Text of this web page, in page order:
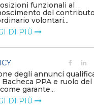
funzionali al
del contributo
volontari...
DI PIÙ
degli annunci
Bacheca PPA e ruolo del
garante...
DI PIÙ